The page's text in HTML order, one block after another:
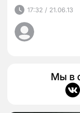
17:32 / 21.06.13
Мы в